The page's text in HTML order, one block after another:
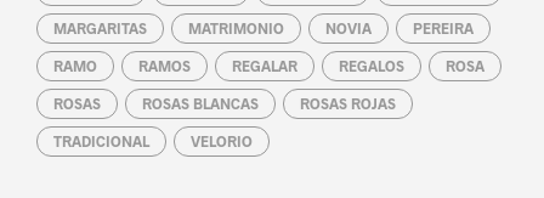
MARGARITAS MATRIMONIO NOVIA PEREIRA
RAMO RAMOS REGALAR REGALOS ROSA
ROSAS ROSAS BLANCAS ROSAS ROJAS
TRADICIONAL VELORIO